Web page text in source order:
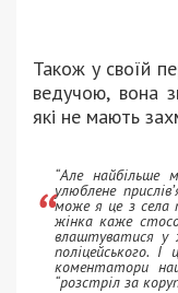
Також у своїй
ведучою, вона
які не мають
“Але найбільше
улюблене
може я це з села
жінка каже
влаштуватися у
поліцейського.
коментатори
“розстріл за